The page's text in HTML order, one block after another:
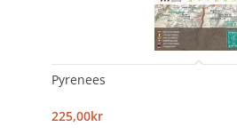
Pyrenees
225,00kr